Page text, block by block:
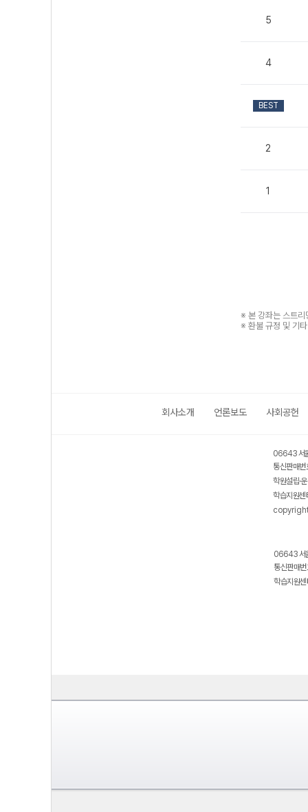
5
4
BEST
2
1
※ 본 강좌는 스트리
※ 환불 규정 및 기
회사소개 언론보도 사회공헌
06643 서
통신판매
학원설립·
학습지원
06643 서
통신판매
학습지원